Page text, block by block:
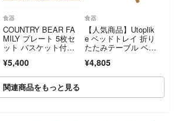
食器
COUNTRY BEAR FA
MILY プレート 5枚セ
ット バスケット付
ッチングッツカントリ
ーベアファミリー
¥5,400
食器
【人気商品】Utoplik
e ベッドトレイ 折り
たたみテーブル ベッ
¥4,805
関連商品をもっと見る